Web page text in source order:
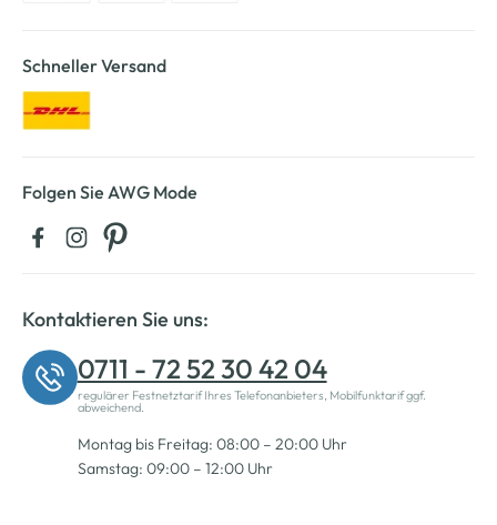
Schneller Versand
Folgen Sie AWG Mode
Kontaktieren Sie uns:
0711 - 72 52 30 42 04
regulärer Festnetztarif Ihres Telefonanbieters, Mobilfunktarif ggf.
abweichend.
Montag bis Freitag: 08:00 – 20:00 Uhr
Samstag: 09:00 – 12:00 Uhr